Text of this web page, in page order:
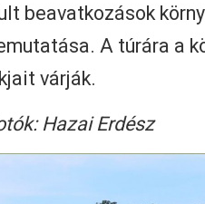
beavatkozások
A túrára a
várják.
Hazai Erdész